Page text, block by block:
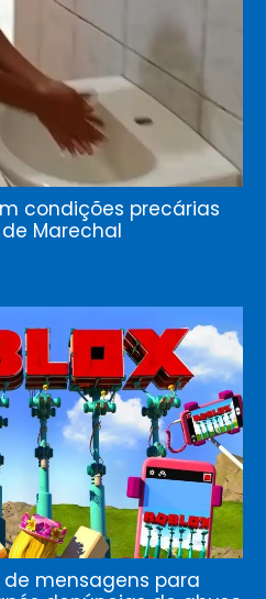
condições precárias
Marechal
de mensagens para